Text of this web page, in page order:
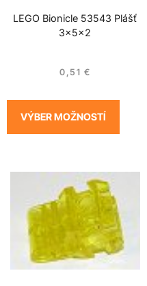
LEGO Bionicle 53543 Plášť
3x5x2
0,51 €
VÝBER MOŽNOSTÍ